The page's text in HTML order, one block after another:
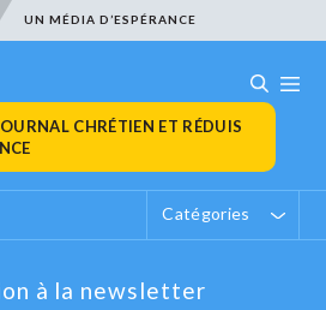
UN MÉDIA D’ESPÉRANCE
CHRÉTIEN ET RÉDUIS
Catégories
à la newsletter